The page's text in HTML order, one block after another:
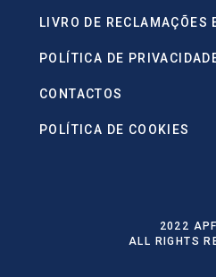
LIVRO DE RECLAMAÇÕES
POLÍTICA DE
CONTACTOS
POLÍTICA DE COOKIES
2022
ALL RIGHTS